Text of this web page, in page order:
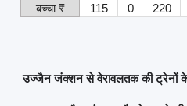
बच्चा ₹
115 0 220
उज्जैन जंक्शन से वेरावलतक की ट्रेनों के